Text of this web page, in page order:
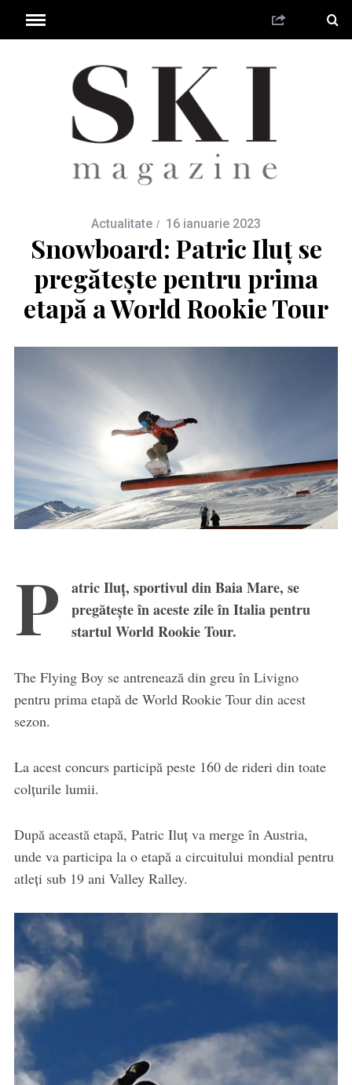
Actualitate 16 ianuarie 2023
Snowboard: Patric Iluț se
pregătește pentru prima
etapă a World Rookie Tour
P
atric Iluț, sportivul din Baia Mare, se
pregătește în aceste zile în Italia pentru
startul World Rookie Tour.
The Flying Boy se antrenează din greu în Livigno
pentru prima etapă de World Rookie Tour din acest
sezon.
La acest concurs participă peste 160 de rideri din toate
colțurile lumii.
După această etapă, Patric Iluț va merge în Austria,
unde va participa la o etapă a circuitului mondial pentru
atleți sub 19 ani Valley Ralley.